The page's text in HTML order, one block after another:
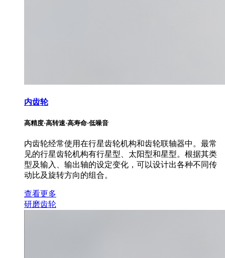
内齿轮
高精度·高转速·高寿命·低噪音
内齿轮经常使用在行星齿轮机构和齿轮联轴器中。最常
见的行星齿轮机构有行星型、太阳型和星型。根据其类
型及输入、输出轴的设定变化，可以设计出各种不同传
动比及旋转方向的组合。
查看更多
研磨齿轮